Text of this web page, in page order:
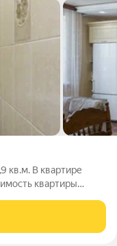
кв.м. В квартире
квартиры